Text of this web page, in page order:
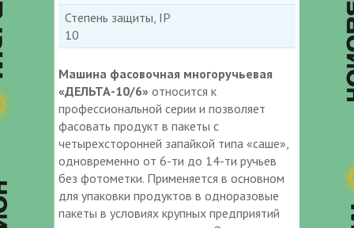
Степень защиты, IP
10
Машина фасовочная многоручьевая
«ДЕЛЬТА-10/6» относится к
профессиональной серии и позволяет
фасовать продукт в пакеты с
четырехсторонней запайкой типа «саше»,
одновременно от 6-ти до 14-ти ручьев
без фотометки. Применяется в основном
для упаковки продуктов в одноразовые
пакеты в условиях крупных предприятий